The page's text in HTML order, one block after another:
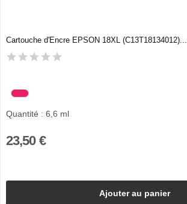
Cartouche d'Encre EPSON 18XL (C13T18134012)...
Quantité : 6,6 ml
23,50 €
Ajouter au panier